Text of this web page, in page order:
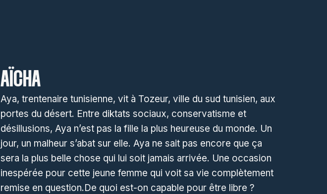
AÏCHA
Aya, trentenaire tunisienne, vit à Tozeur, ville du sud tunisien, aux
portes du désert. Entre diktats sociaux, conservatisme et
désillusions, Aya n’est pas la fille la plus heureuse du monde. Un
jour, un malheur s’abat sur elle. Aya ne sait pas encore que ça
sera la plus belle chose qui lui soit jamais arrivée. Une occasion
inespérée pour cette jeune femme qui voit sa vie complètement
remise en question.De quoi est-on capable pour être libre ?